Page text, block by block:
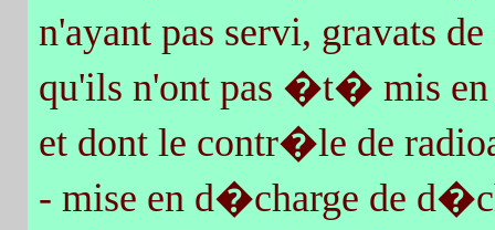
n'ayant pas servi, gravats
qu'ils n'ont pas �t� mis
et dont le contr�le de
- mise en d�charge de